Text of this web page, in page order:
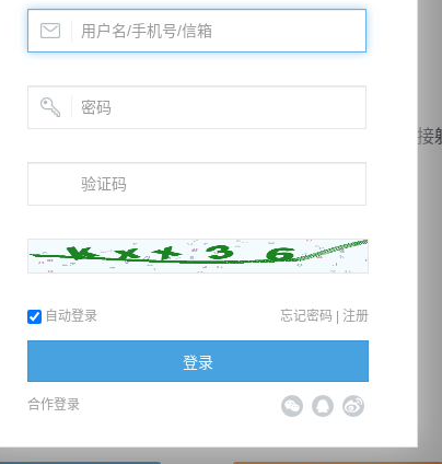
本尊的时候，便直接出手了！
败的对手面前逞强，对于打不过的存在，要么是直接
伙可是在逃脱厚...
（← 快捷键 上一章 回目录 下一章 快捷键→）
自动登录 忘记密码 | 注册
登录
合作登录